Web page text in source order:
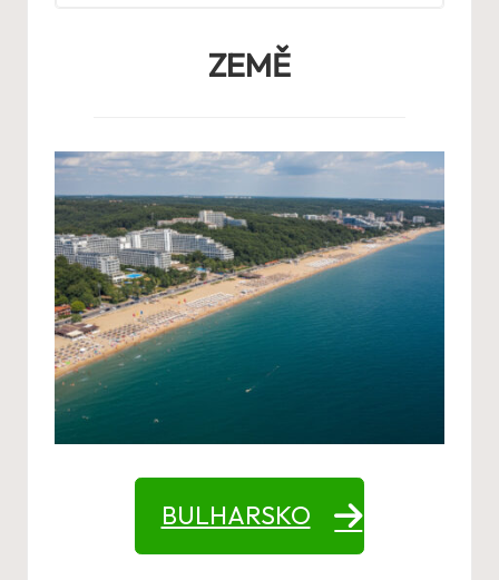
ZEMĚ
BULHARSKO